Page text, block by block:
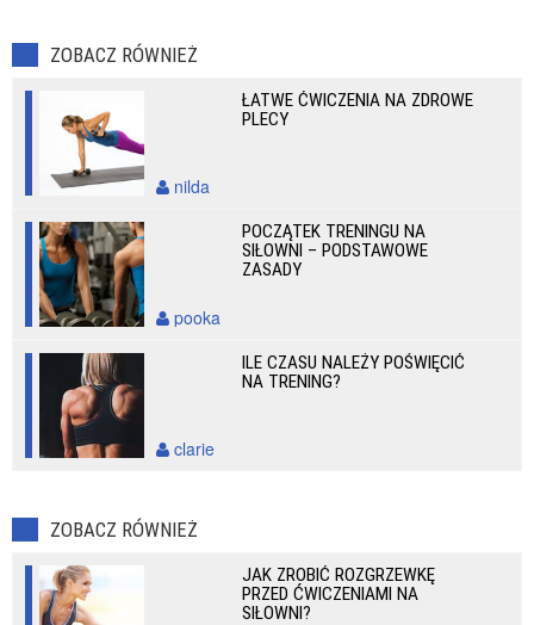
ZOBACZ RÓWNIEŻ
ŁATWE ĆWICZENIA NA ZDROWE
PLECY
nilda
POCZĄTEK TRENINGU NA
SIŁOWNI – PODSTAWOWE
ZASADY
pooka
ILE CZASU NALEŻY POŚWIĘCIĆ
NA TRENING?
clarie
ZOBACZ RÓWNIEŻ
JAK ZROBIĆ ROZGRZEWKĘ
PRZED ĆWICZENIAMI NA
SIŁOWNI?